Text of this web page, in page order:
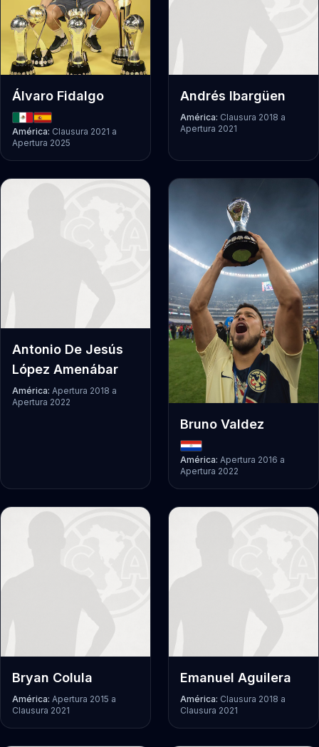
Álvaro Fidalgo
América: Clausura 2021 a
Apertura 2025
Andrés Ibargüen
América: Clausura 2018 a
Apertura 2021
Antonio De Jesús
López Amenábar
América: Apertura 2018 a
Apertura 2022
Bruno Valdez
América: Apertura 2016 a
Apertura 2022
Bryan Colula
América: Apertura 2015 a
Clausura 2021
Emanuel Aguilera
América: Clausura 2018 a
Clausura 2021